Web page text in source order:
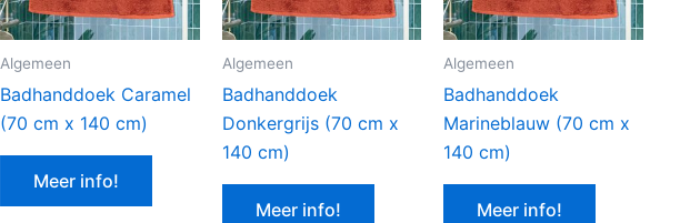
Algemeen
Badhanddoek Caramel
(70 cm x 140 cm)
Meer info!
Algemeen
Badhanddoek
Donkergrijs (70 cm x
140 cm)
Meer info!
Algemeen
Badhanddoek
Marineblauw (70 cm x
140 cm)
Meer info!